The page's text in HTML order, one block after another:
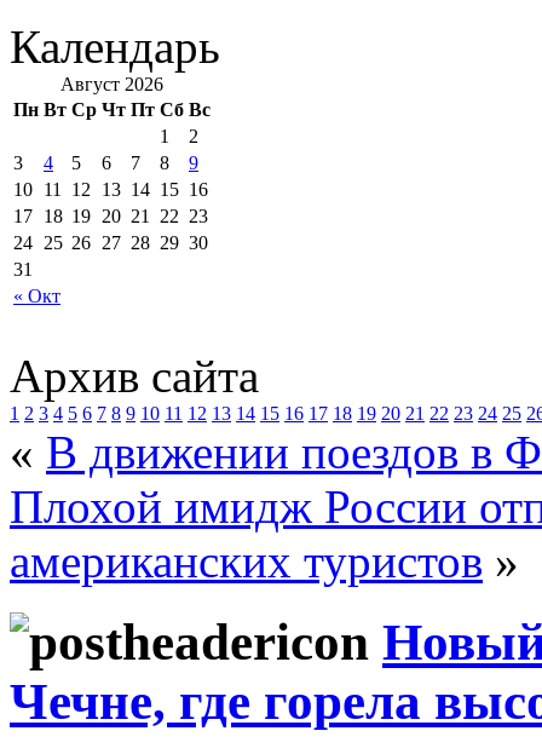
Календарь
Август 2026
Пн Вт Ср Чт Пт Сб Вс
« Окт
1
2
3
4 5 6 7 8
9
10 11 12 13 14 15 16
17 18 19 20 21 22 23
24 25 26 27 28 29 30
31
Архив сайта
1 2 3 4 5 6 7 8 9 10 11 12 13 14 15 16 17 18 19 20 21 22 23 24 25
« В движении поездов в
Плохой имидж России
американских туристов »
Новый
Чечне, где горела